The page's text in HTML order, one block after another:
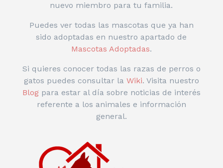
nuevo miembro para tu familia.
Puedes ver todas las mascotas que ya han
sido adoptadas en nuestro apartado de
Mascotas Adoptadas.
Si quieres conocer todas las razas de perros o
gatos puedes consultar la Wiki. Visita nuestro
Blog para estar al día sobre noticias de interés
referente a los animales e información
general.